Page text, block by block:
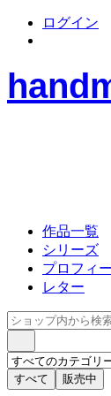
ログイン
作品一覧
シリーズ
プロフィ
レター
すべて 販売中